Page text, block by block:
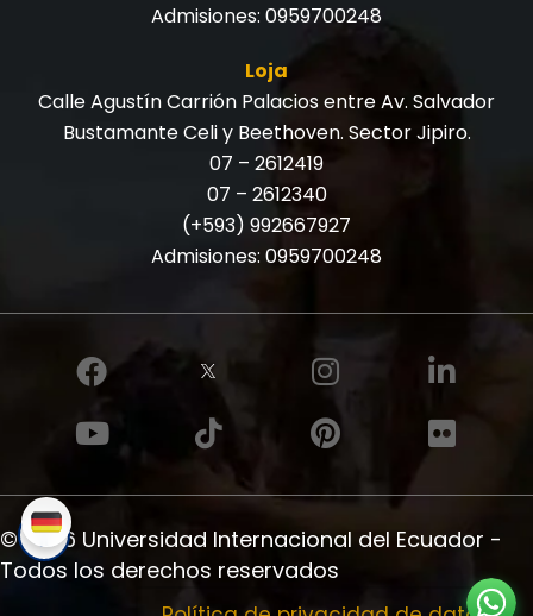
Admisiones: 0959700248
Loja
Calle Agustín Carrión Palacios entre Av. Salvador
Bustamante Celi y Beethoven. Sector Jipiro.
07 – 2612419
07 – 2612340
(+593) 992667927
Admisiones: 0959700248
© 2026 Universidad Internacional del Ecuador -
Todos los derechos reservados